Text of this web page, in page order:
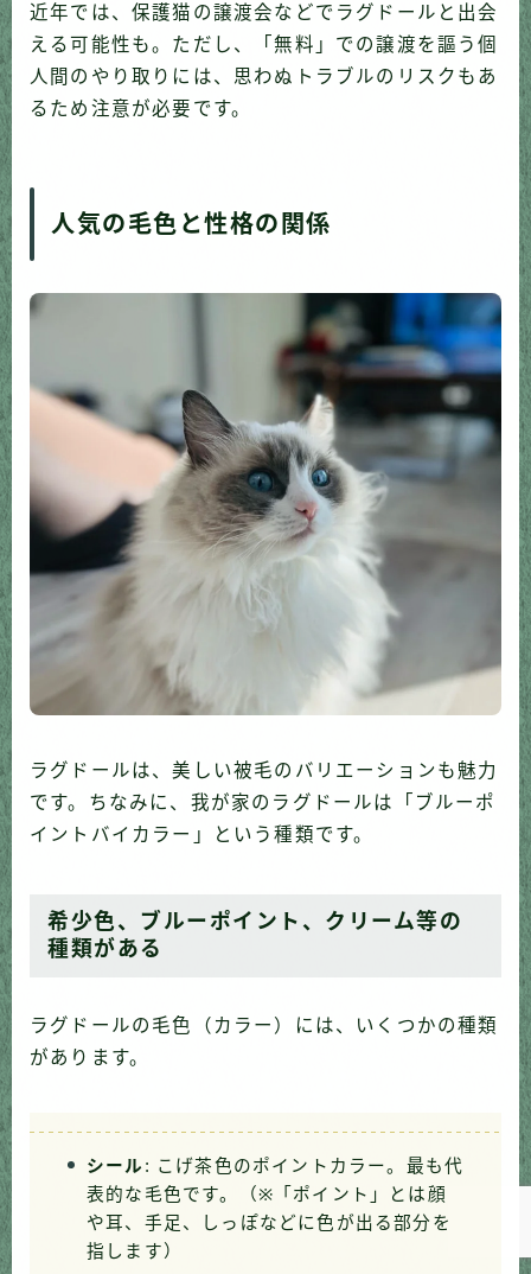
近年では、保護猫の譲渡会などでラグドールと出会
える可能性も。ただし、「無料」での譲渡を謳う個
人間のやり取りには、思わぬトラブルのリスクもあ
るため注意が必要です。
人気の毛色と性格の関係
ラグドールは、美しい被毛のバリエーションも魅力
です。ちなみに、我が家のラグドールは「ブルーポ
イントバイカラー」という種類です。
希少色、ブルーポイント、クリーム等の
種類がある
ラグドールの毛色（カラー）には、いくつかの種類
があります。
シール : こげ茶色のポイントカラー。最も代
表的な毛色です。（※「ポイント」とは顔
や耳、手足、しっぽなどに色が出る部分を
指します）